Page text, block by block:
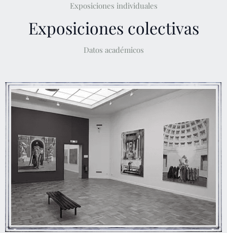
Exposiciones individuales
Exposiciones colectivas
Datos académicos